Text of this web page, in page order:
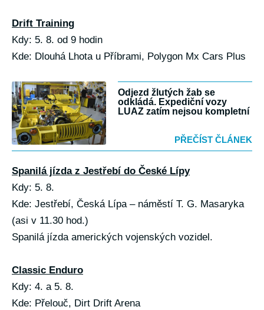
Drift Training
Kdy: 5. 8. od 9 hodin
Kde: Dlouhá Lhota u Příbrami, Polygon Mx Cars Plus
Odjezd žlutých žab se
odkládá. Expediční vozy
LUAZ zatím nejsou kompletní
PŘEČÍST ČLÁNEK
Spanilá jízda z Jestřebí do České Lípy
Kdy: 5. 8.
Kde: Jestřebí, Česká Lípa – náměstí T. G. Masaryka
(asi v 11.30 hod.)
Spanilá jízda amerických vojenských vozidel.
Classic Enduro
Kdy: 4. a 5. 8.
Kde: Přelouč, Dirt Drift Arena